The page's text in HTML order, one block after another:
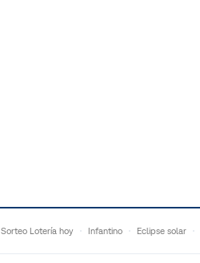
Sorteo Lotería hoy Infantino Eclipse solar